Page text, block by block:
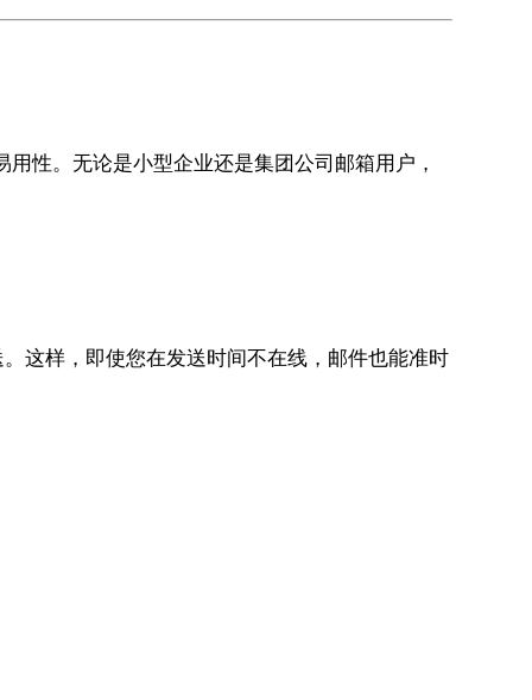
性。无论是小型企业还是集团公司邮箱用户，
这样，即使您在发送时间不在线，邮件也能准时